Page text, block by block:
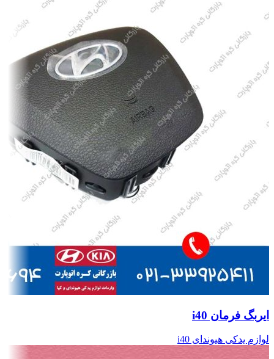
ایربگ فرمان i40
لوازم یدکی هیوندای i40